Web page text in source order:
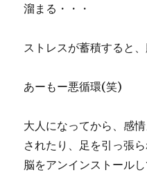
溜まる・・・
ストレスが蓄積すると
あーもー悪循環(笑)
大人になってから、感
されたり、足を引っ張
脳をアンインストール